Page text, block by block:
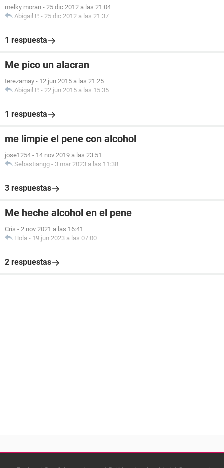
melky moran - 25 dic 2012 a las 21:04
Abigail P. - 25 dic 2012 a las 21:37
1 respuesta
Me pico un alacran
terezamay - 12 jun 2015 a las 21:25
Abigail P. - 22 jun 2015 a las 15:35
1 respuesta
me limpie el pene con alcohol
jose1254 - 14 nov 2019 a las 23:51
Sebastiangg - 3 mar 2023 a las 11:38
3 respuestas
Me heche alcohol en el pene
Cris - 2 nov 2021 a las 16:41
Hola - 19 jun 2023 a las 07:00
2 respuestas